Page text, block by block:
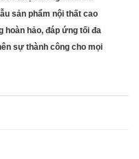
sản phẩm nội thất cao
hoàn hảo, đáp ứng tối đa
sự thành công cho mọi